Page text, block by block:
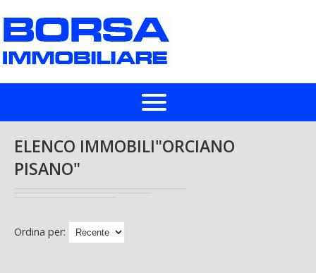
IN VENDITA
CHI SIAMO
ELENCO IMMOBILI"ORCIANO
PISANO"
Ordina per: